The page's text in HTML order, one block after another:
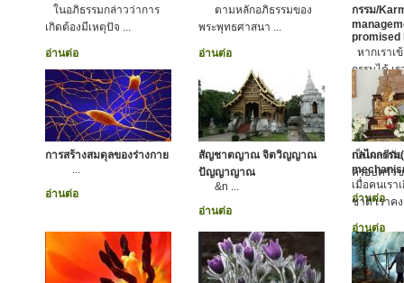
ในอภิธรรมกล่าวว่าการ
เกิดต้องมีเหตุปัจ ...
อ่านต่อ
ตามหลักอภิธรรมของ
พระพุทธศาสนา ...
อ่านต่อ
กรรม/
promised
หากเราเ
กรรมได้ เ
บริหารกรร
ขณะเดีย
ของเราให้
ยถากรรม
เป็นผลดีกั
ครอบครัวข
อ่านต่อ
การสร้างสมดุลของร่างกาย
...
อ่านต่อ
สัญชาตญาณ จิตวิญญาณ
ปัญญาญาณ
&n ...
อ่านต่อ
กลไกกรร
เมื่อคนเร
ชาติ เราค
อ่านต่อ